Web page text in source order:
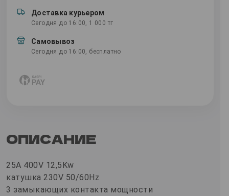
Доставка курьером
Сегодня до 16:00, 1 000 тг
Самовывоз
Сегодня до 16:00, бесплатно
ОПИСАНИЕ
25A 400V 12,5Kw
катушка 230V 50/60Hz
3 замыкающих контакта мощности